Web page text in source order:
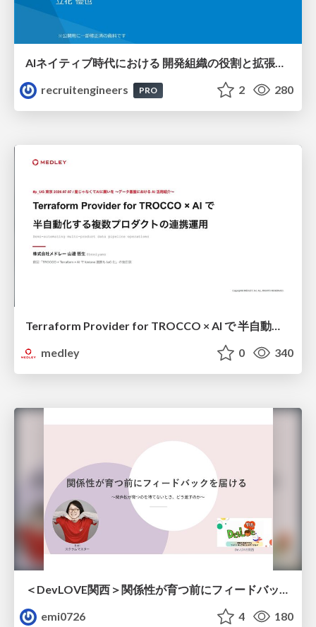
AIネイティブ時代における 開発組織の役割と拡張の可能性
recruitengineers
PRO 2 280
Terraform Provider for TROCCO × AI で 半自動化する複数プロダクトの連携運用 / Semi-Automating Multi-Product Data Integration Ops with the Terraform Provider for TROCCO × AI
medley
0 340
emi0726
4 180